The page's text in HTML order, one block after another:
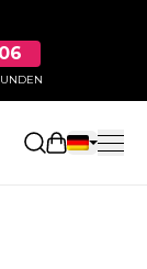
05